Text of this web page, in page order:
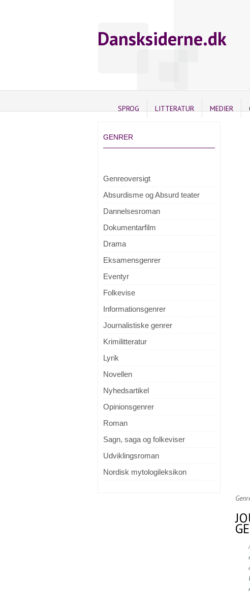
Dansksiderne.dk
SPROG LITTERATUR MEDIER
GENRER
Genreoversigt
Absurdisme og Absurd teater
Dannelsesroman
Dokumentarfilm
Drama
Eksamensgenrer
Eventyr
Folkevise
Informationsgenrer
Journalistiske genrer
Krimilitteratur
Lyrik
Novellen
Nyhedsartikel
Opinionsgenrer
Roman
Sagn, saga og folkeviser
Udviklingsroman
Nordisk mytologileksikon